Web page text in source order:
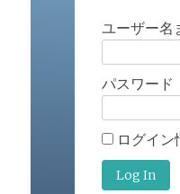
ユーザー名
パスワード
ログイン